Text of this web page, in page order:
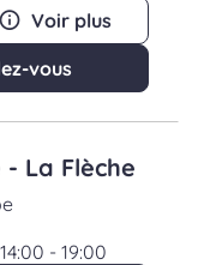
Voir plus
vous
La Flèche
- 19:00